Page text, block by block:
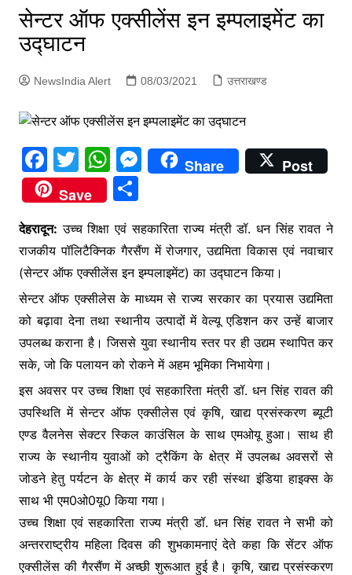
सेन्टर ऑफ एक्सीलेंस इन इम्पलाइमेंट का
उद्घाटन
NewsIndia Alert 08/03/2021 उत्तराखण्ड
F
a
c
e
b
o
o
k
T
w
itt
er
W
h
at
s
A
p
p
M
e
s
e
n
g
er
Share
Post
Save
S
ar
e
देहरादून: उच्च शिक्षा एवं सहकारिता राज्य मंत्री डॉ. धन सिंह रावत ने
राजकीय पॉलिटैक्निक गैरसैंण में रोजगार, उद्यमिता विकास एवं नवाचार
(सेन्टर ऑफ एक्सीलेंस इन इम्पलाइमेंट) का उद्घाटन किया।
सेन्टर ऑफ एक्सीलेस के माध्यम से राज्य सरकार का प्रयास उद्यमिता
को बढ़ावा देना तथा स्थानीय उत्पादों में वेल्यू एडिशन कर उन्हें बाजार
उपलब्ध कराना है। जिससे युवा स्थानीय स्तर पर ही उद्यम स्थापित कर
सके, जो कि पलायन को रोकने में अहम भूमिका निभायेगा।
इस अवसर पर उच्च शिक्षा एवं सहकारिता मंत्री डॉ. धन सिंह रावत की
उपस्थिति में सेन्टर ऑफ एक्सीलेस एवं कृषि, खाद्य प्रसंस्करण ब्यूटी
एण्ड वैलनेस सेक्टर स्किल काउंसिल के साथ एमओयू हुआ। साथ ही
राज्य के स्थानीय युवाओं को ट्रैकिंग के क्षेत्र में उपलब्ध अवसरों से
जोडने हेतु पर्यटन के क्षेत्र में कार्य कर रही संस्था इंडिया हाइक्स के
साथ भी एम0ओ0यू0 किया गया।
उच्च शिक्षा एवं सहकारिता राज्य मंत्री डॉ. धन सिंह रावत ने सभी को
अन्तरराष्ट्रीय महिला दिवस की शुभकामनाएं देते कहा कि सेंटर ऑफ
एक्सीलेंस की गैरसैंण में अच्छी शुरूआत हुई है। कृषि, खाद्य प्रसंस्करण
g